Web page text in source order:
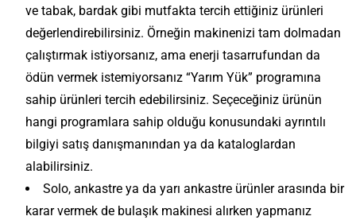
ve tabak, bardak gibi mutfakta tercih ettiğiniz ürünleri
değerlendirebilirsiniz. Örneğin makinenizi tam dolmadan
çalıştırmak istiyorsanız, ama enerji tasarrufundan da
ödün vermek istemiyorsanız “Yarım Yük” programına
sahip ürünleri tercih edebilirsiniz. Seçeceğiniz ürünün
hangi programlara sahip olduğu konusundaki ayrıntılı
bilgiyi satış danışmanından ya da kataloglardan
alabilirsiniz.
Solo, ankastre ya da yarı ankastre ürünler arasında bir
karar vermek de bulaşık makinesi alırken yapmanız